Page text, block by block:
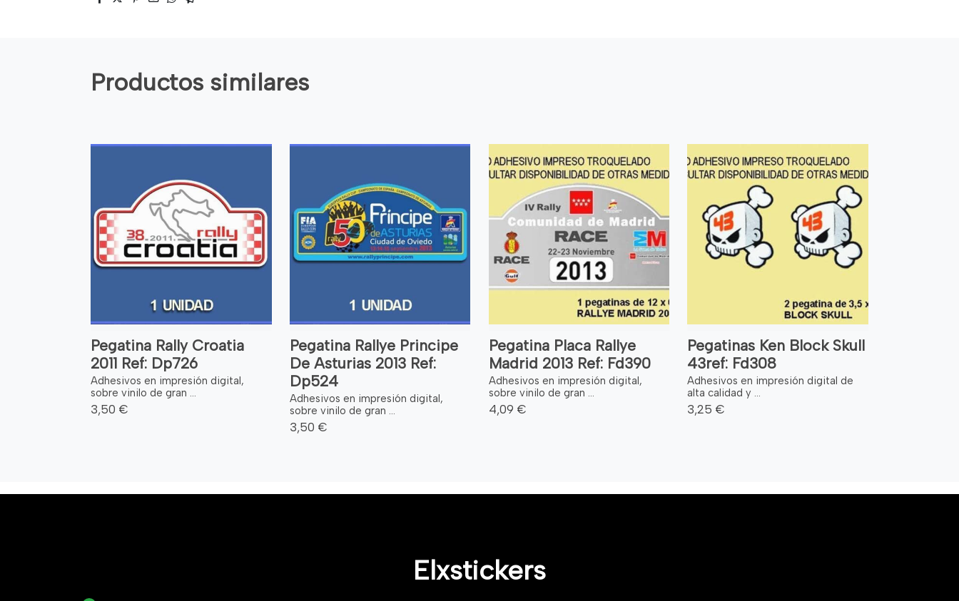
Productos similares
Pegatina Rally Croatia
2011 Ref: Dp726
Adhesivos en impresión digital,
sobre vinilo de gran ...
3,50 €
Pegatina Rallye Principe
De Asturias 2013 Ref:
Dp524
Adhesivos en impresión digital,
sobre vinilo de gran ...
3,50 €
Pegatina Placa Rallye
Madrid 2013 Ref: Fd390
Adhesivos en impresión digital,
sobre vinilo de gran ...
4,09 €
Pegatinas Ken Block Skull
43ref: Fd308
Adhesivos en impresión digital de
alta calidad y ...
3,25 €
Elxstickers